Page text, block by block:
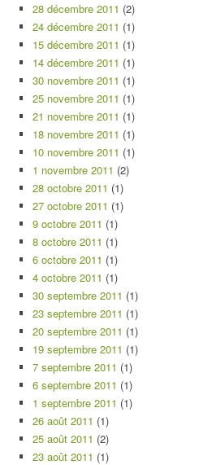
28 décembre 2011 (2)
24 décembre 2011 (1)
15 décembre 2011 (1)
14 décembre 2011 (1)
30 novembre 2011 (1)
25 novembre 2011 (1)
21 novembre 2011 (1)
18 novembre 2011 (1)
10 novembre 2011 (1)
1 novembre 2011 (2)
28 octobre 2011 (1)
27 octobre 2011 (1)
9 octobre 2011 (1)
8 octobre 2011 (1)
6 octobre 2011 (1)
4 octobre 2011 (1)
30 septembre 2011 (1)
23 septembre 2011 (1)
20 septembre 2011 (1)
19 septembre 2011 (1)
7 septembre 2011 (1)
6 septembre 2011 (1)
1 septembre 2011 (1)
26 août 2011 (1)
25 août 2011 (2)
23 août 2011 (1)